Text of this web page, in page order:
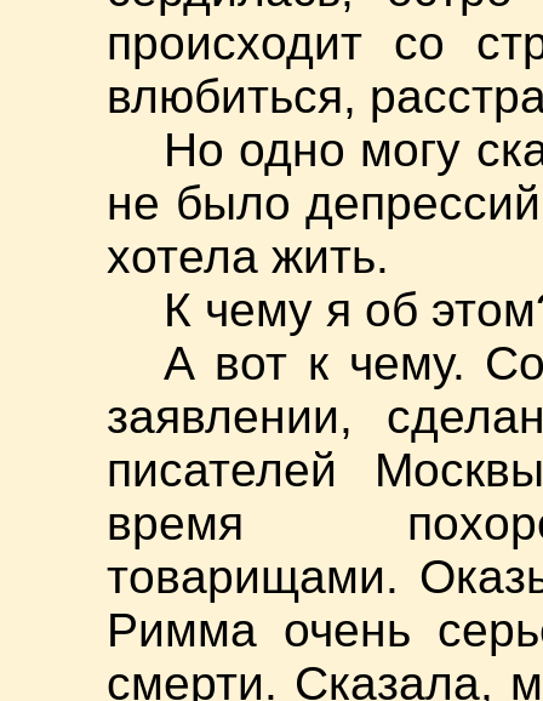
происходит со
влюбиться,
Но одно могу
не было
хотела жить.
К чему я об
А вот к чему.
заявлении,
писателей
время
товарищами.
Римма очень
смерти. Сказала,